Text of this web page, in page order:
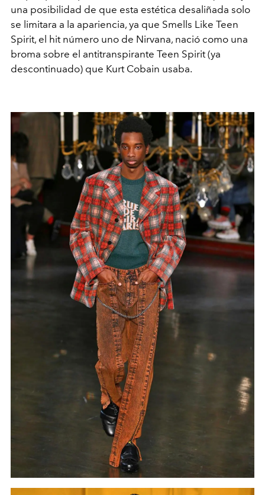
una posibilidad de que esta estética desaliñada solo
se limitara a la apariencia, ya que Smells Like Teen
Spirit, el hit número uno de Nirvana, nació como una
broma sobre el antitranspirante Teen Spirit (ya
descontinuado) que Kurt Cobain usaba.